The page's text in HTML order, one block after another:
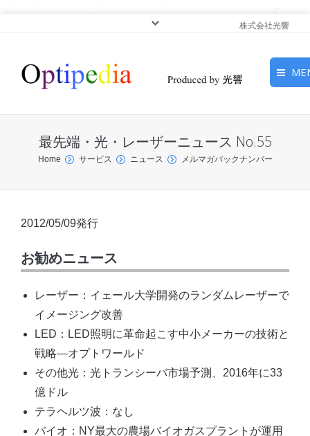
株式会社光響
サービス
最先端・光・レーザーニュース No.55
You are here:
Home サービス ニュース メルマガバックナンバー
2012/05/09発行
お勧めニュース
レーザー：イェール大学開発のランダムレーザーで
イメージング改善
LED：LED照明に革命起こす中小メーカーの技術と
戦略―オプトワールド
その他光：光トランシーバ市場予測、2016年に33
億ドル
テラヘルツ波：なし
バイオ：NY最大の農場バイオガスプラントが運用